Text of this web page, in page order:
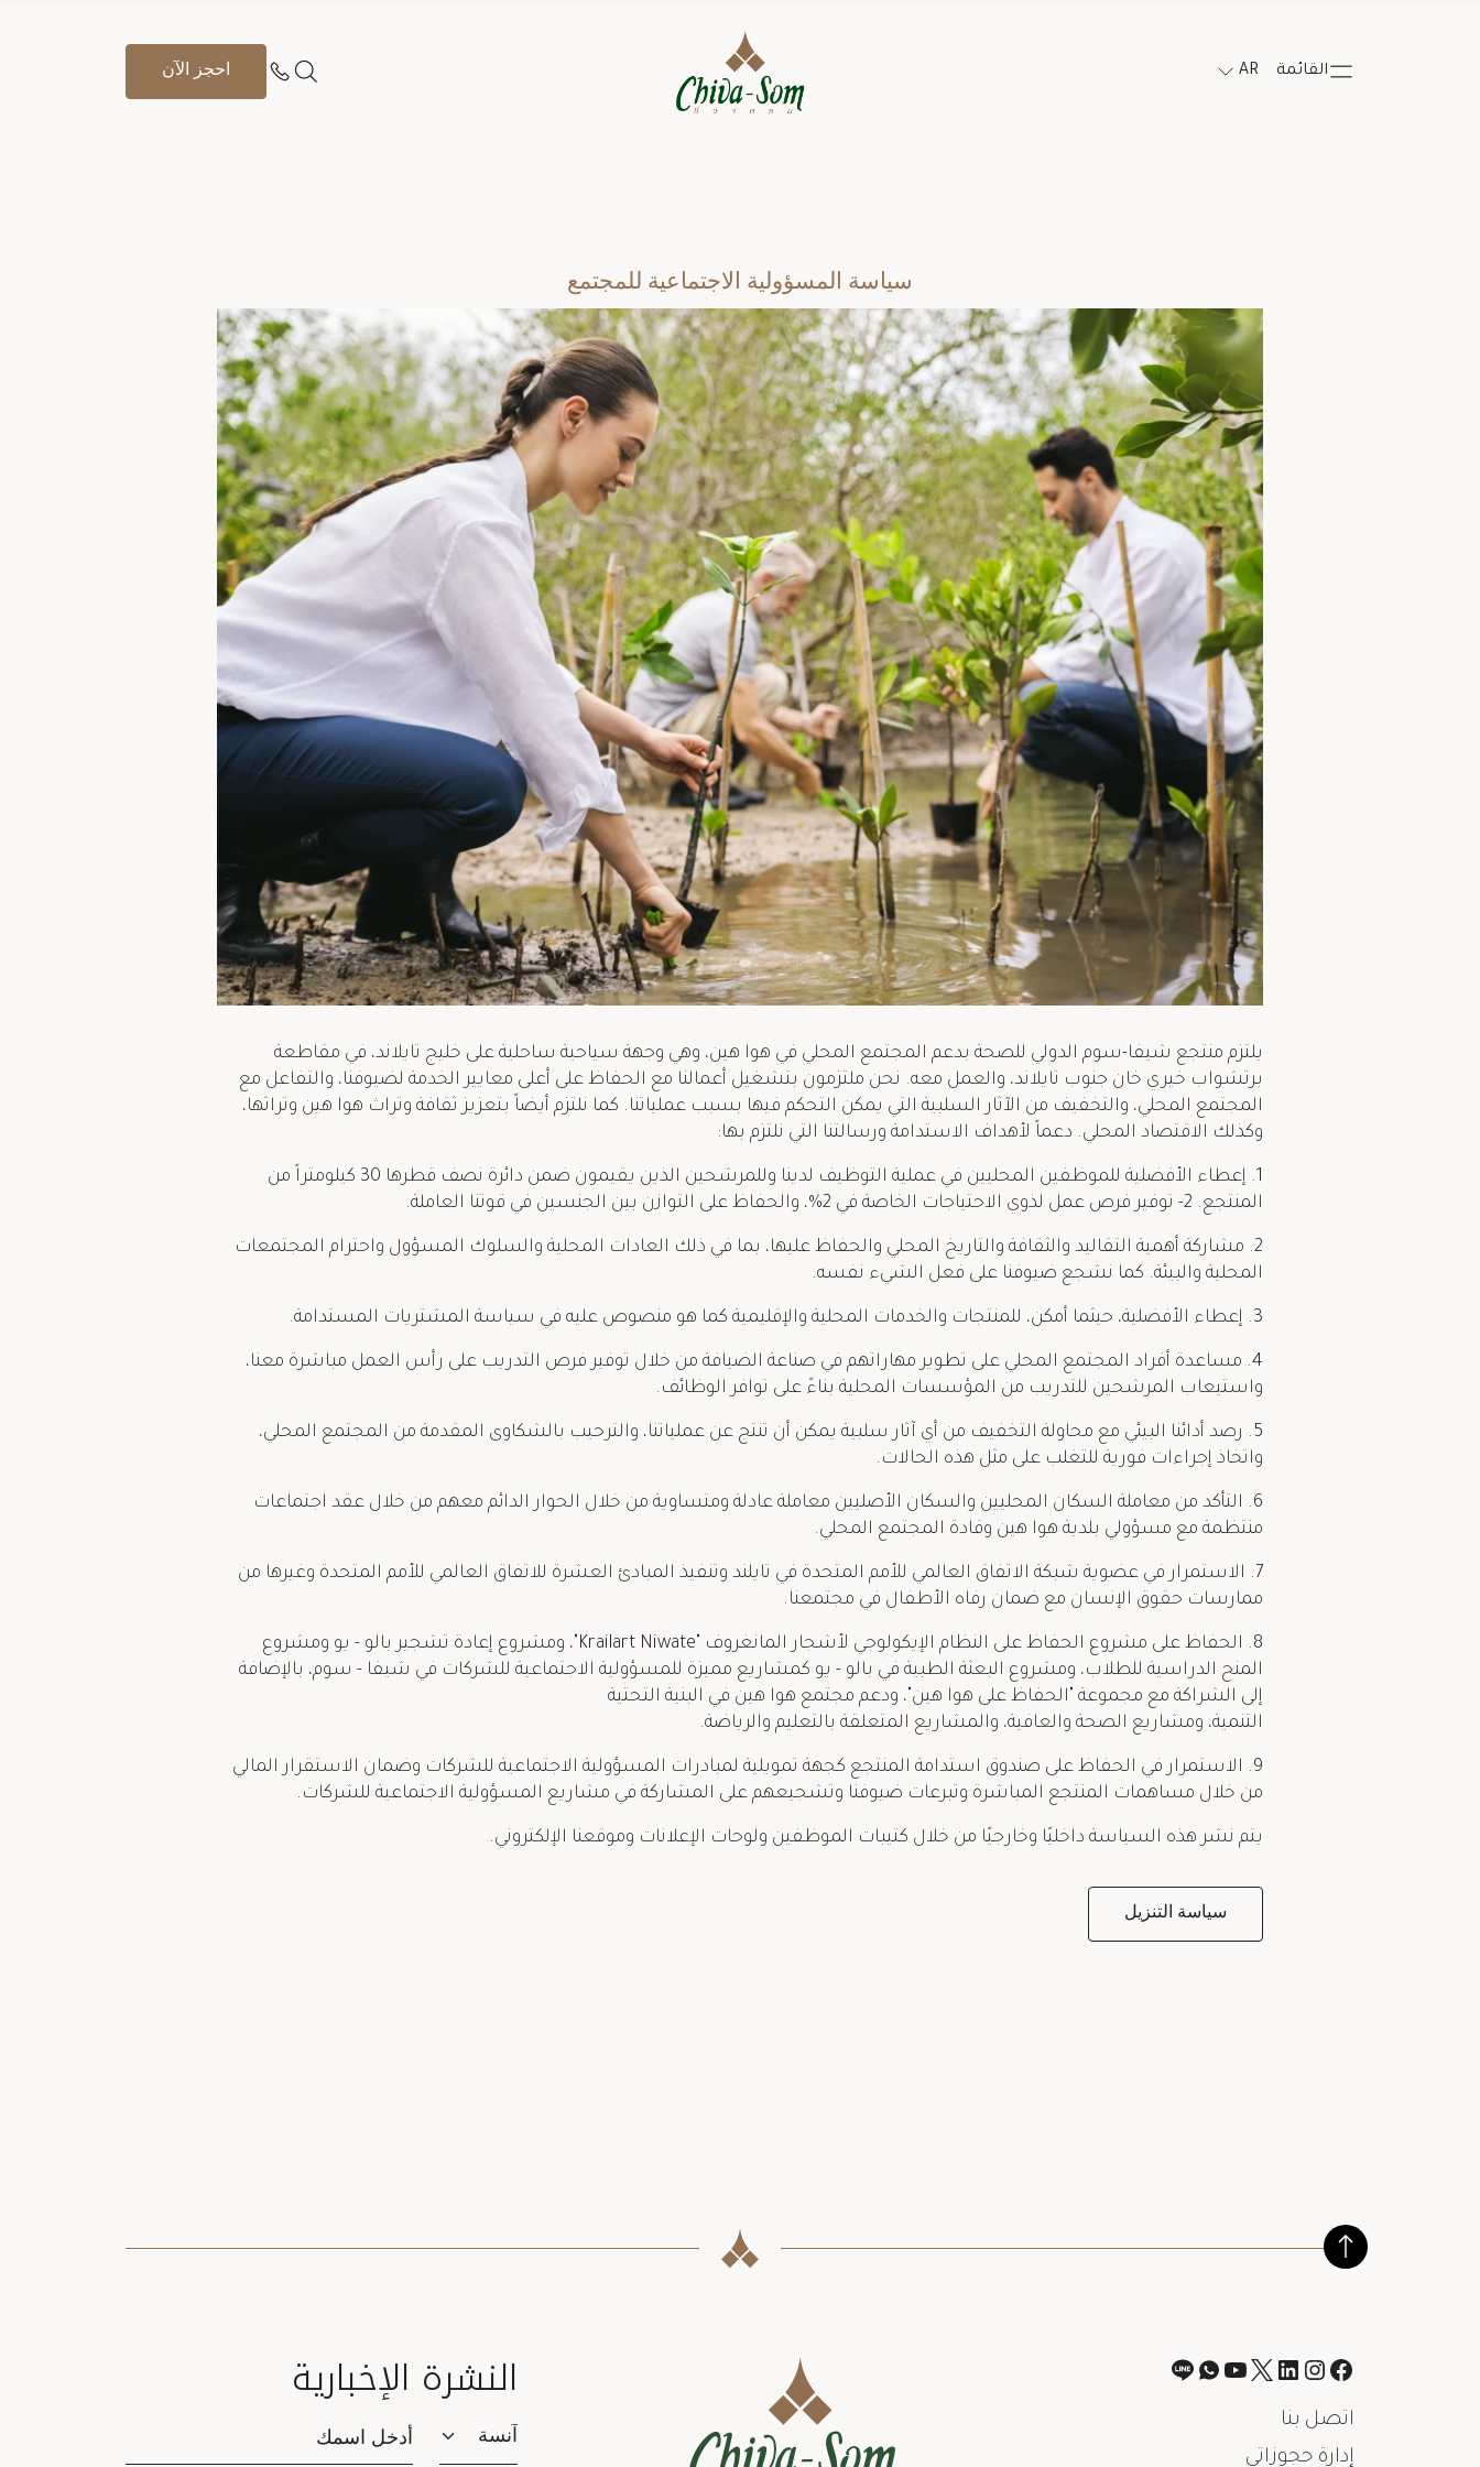
القائمة AR احجز الآن
سياسة المسؤولية الاجتماعية للمجتمع
يلتزم منتجع شيفا-سوم الدولي للصحة بدعم المجتمع المحلي في هوا هين، وهي وجهة سياحية ساحلية على خليج تايلاند، في مقاطعة
برتشواب خيري خان جنوب تايلاند، والعمل معه. نحن ملتزمون بتشغيل أعمالنا مع الحفاظ على أعلى معايير الخدمة لضيوفنا، والتفاعل مع
المجتمع المحلي، والتخفيف من الآثار السلبية التي يمكن التحكم فيها بسبب عملياتنا. كما نلتزم أيضاً بتعزيز ثقافة وتراث هوا هين وتراثها،
وكذلك الاقتصاد المحلي. دعماً لأهداف الاستدامة ورسالتنا التي نلتزم بها:
1. إعطاء الأفضلية للموظفين المحليين في عملية التوظيف لدينا وللمرشحين الذين يقيمون ضمن دائرة نصف قطرها 30 كيلومتراً من
المنتجع. 2- توفير فرص عمل لذوي الاحتياجات الخاصة في 2%، والحفاظ على التوازن بين الجنسين في قوتنا العاملة.
2. مشاركة أهمية التقاليد والثقافة والتاريخ المحلي والحفاظ عليها، بما في ذلك العادات المحلية والسلوك المسؤول واحترام المجتمعات
المحلية والبيئة. كما نشجع ضيوفنا على فعل الشيء نفسه.
3. إعطاء الأفضلية، حيثما أمكن، للمنتجات والخدمات المحلية والإقليمية كما هو منصوص عليه في سياسة المشتريات المستدامة.
4. مساعدة أفراد المجتمع المحلي على تطوير مهاراتهم في صناعة الضيافة من خلال توفير فرص التدريب على رأس العمل مباشرة معنا،
واستيعاب المرشحين للتدريب من المؤسسات المحلية بناءً على توافر الوظائف.
5. رصد أدائنا البيئي مع محاولة التخفيف من أي آثار سلبية يمكن أن تنتج عن عملياتنا، والترحيب بالشكاوى المقدمة من المجتمع المحلي،
واتخاذ إجراءات فورية للتغلب على مثل هذه الحالات.
6. التأكد من معاملة السكان المحليين والسكان الأصليين معاملة عادلة ومتساوية من خلال الحوار الدائم معهم من خلال عقد اجتماعات
منتظمة مع مسؤولي بلدية هوا هين وقادة المجتمع المحلي.
7. الاستمرار في عضوية شبكة الاتفاق العالمي للأمم المتحدة في تايلند وتنفيذ المبادئ العشرة للاتفاق العالمي للأمم المتحدة وغيرها من
ممارسات حقوق الإنسان مع ضمان رفاه الأطفال في مجتمعنا.
8. الحفاظ على مشروع الحفاظ على النظام الإيكولوجي لأشجار المانغروف "Krailart Niwate"، ومشروع إعادة تشجير بالو - يو ومشروع
المنح الدراسية للطلاب، ومشروع البعثة الطبية في بالو - يو كمشاريع مميزة للمسؤولية الاجتماعية للشركات في شيفا - سوم، بالإضافة
إلى الشراكة مع مجموعة "الحفاظ على هوا هين"، ودعم مجتمع هوا هين في البنية التحتية
التنمية، ومشاريع الصحة والعافية، والمشاريع المتعلقة بالتعليم والرياضة.
9. الاستمرار في الحفاظ على صندوق استدامة المنتجع كجهة تمويلية لمبادرات المسؤولية الاجتماعية للشركات وضمان الاستقرار المالي
من خلال مساهمات المنتجع المباشرة وتبرعات ضيوفنا وتشجيعهم على المشاركة في مشاريع المسؤولية الاجتماعية للشركات.
يتم نشر هذه السياسة داخليًا وخارجيًا من خلال كتيبات الموظفين ولوحات الإعلانات وموقعنا الإلكتروني.
سياسة التنزيل
اتصل بنا
إدارة حجوزاتي
النشرة الإخبارية
Salutation